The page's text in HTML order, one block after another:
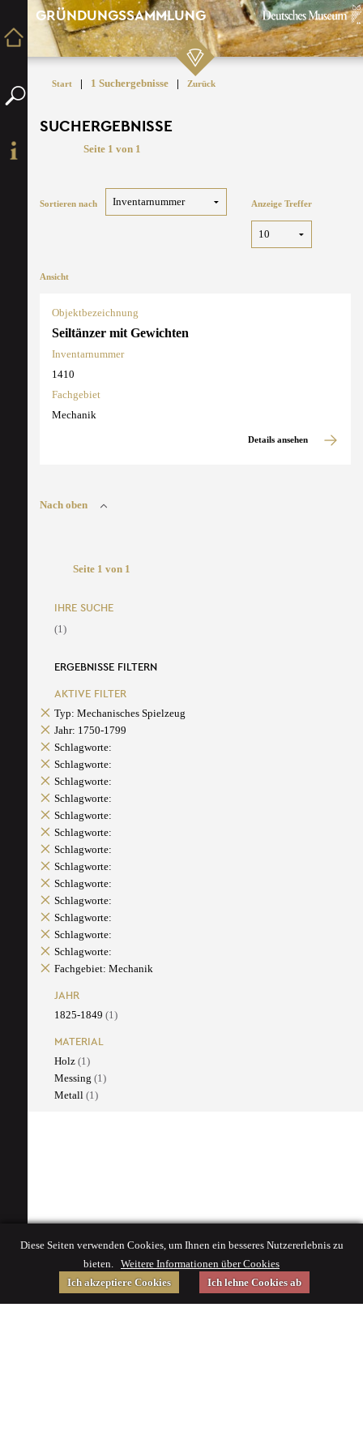
GRÜNDUNGSSAMMLUNG
Start | 1 Suchergebnisse | Zurück
SUCHERGEBNISSE
Seite 1 von 1
Sortieren nach Anzeige Treffer
Ansicht
Objektbezeichnung
Seiltänzer mit Gewichten
Inventarnummer
1410
Fachgebiet
Mechanik
Details ansehen
Nach oben
Seite 1 von 1
IHRE SUCHE
(1)
ERGEBNISSE FILTERN
AKTIVE FILTER
Typ: Mechanisches Spielzeug
Jahr: 1750-1799
Schlagworte:
Schlagworte:
Schlagworte:
Schlagworte:
Schlagworte:
Schlagworte:
Schlagworte:
Schlagworte:
Schlagworte:
Schlagworte:
Schlagworte:
Schlagworte:
Schlagworte:
Fachgebiet: Mechanik
JAHR
1825-1849 (1)
MATERIAL
Holz (1)
Messing (1)
Metall (1)
Diese Seiten verwenden Cookies, um Ihnen ein besseres Nutzererlebnis zu
bieten. Weitere Informationen über Cookies
Ich akzeptiere Cookies
Ich lehne Cookies ab